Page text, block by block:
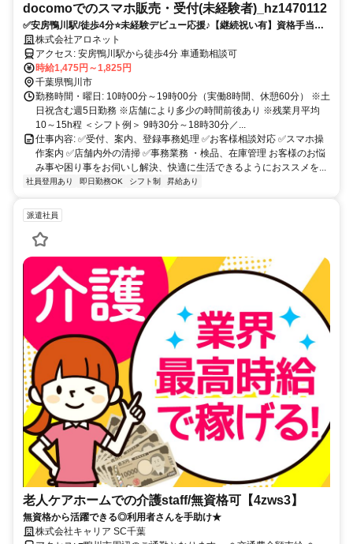
docomoでのスマホ販売・受付(未経験者)_hz1470112
✅安房鴨川駅/徒歩4分⭐未経験デビュー応援♪【継続祝い有】資格手当最
大120％還元⭐前払いOK＆月収25万以上可✅月8～10日休み✅大手代理店
の勤務地多数
株式会社アロネット
アクセス: 安房鴨川駅から徒歩4分 車通勤相談可
時給1,475円～1,825円
千葉県鴨川市
勤務時間・曜日: 10時00分～19時00分（実働8時間、休憩60分） ※土
日祝含む週5日勤務 ※店舗により多少の時間前後あり ※残業月平均
10～15h程 ＜シフト例＞ 9時30分～18時30分／...
仕事内容: ✅受付、案内、登録事務処理 ✅お客様相談対応 ✅スマホ操
作案内 ✅店舗内外の清掃 ✅事務業務 ・検品、在庫管理 お客様のお悩
み事や困り事をお伺いし解決、快適に生活できるようにおススメを...
社員登用あり 即日勤務OK シフト制 昇給あり
派遣社員
老人ケアホームでの介護staff/無資格可【4zws3】
無資格から活躍できる◎利用者さんを手助け★
株式会社キャリア SC千葉